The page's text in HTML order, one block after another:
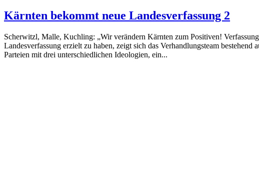
Kärnten bekommt neue Landesverfassung 2
Scherwitzl, Malle, Kuchling: „Wir verändern Kärnten zum Positiven!
Landesverfassung erzielt zu haben, zeigt sich das Verhandlungsteam
Parteien mit drei unterschiedlichen Ideologien, ein...